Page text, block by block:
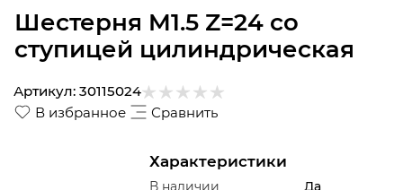
Шестерня M1.5 Z=24 со
ступицей цилиндрическая
В избранное Сравнить
Артикул: 30115024
Характеристики
В наличии
Да